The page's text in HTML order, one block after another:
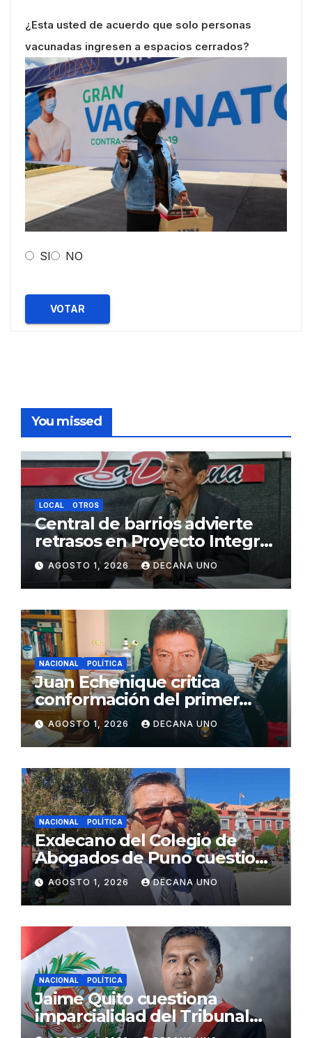
¿Esta usted de acuerdo que solo personas
vacunadas ingresen a espacios cerrados?
SI NO
VOTAR
You missed
LOCAL OTROS
Central de barrios advierte
retrasos en Proyecto Integral
de Agua y Alcantarillado para
Juliaca
AGOSTO 1, 2026 DECANA UNO
NACIONAL POLÍTICA
Juan Echenique critica
conformación del primer
gabinete ministerial de Keiko
Fujimori
AGOSTO 1, 2026 DECANA UNO
NACIONAL POLÍTICA
Exdecano del Colegio de
Abogados de Puno cuestiona
propuestas sobre seguridad
ciudadana
AGOSTO 1, 2026 DECANA UNO
NACIONAL POLÍTICA
Jaime Quito cuestiona
imparcialidad del Tribunal
Constitucional tras liberación